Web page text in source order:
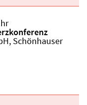
Schönhauser